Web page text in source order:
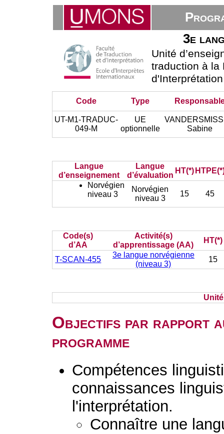
3e
Unité
traduction à la
Code Type
UT-M1-TRADUC-
049-M
UE
optionnelle
Sabine
Langue
d’enseignement
Langue
d’évaluation
HT(*)
Norvégien
niveau 3
Norvégien
niveau 3
15 45
Code(s)
d’AA
Activité(s)
d’apprentissage (AA)
HT(*)
T-SCAN-455
3e langue norvégienne
(niveau 3)
15
Objectifs par rapport
programme
Compétences
connaissances
l'interprétation.
Connaître une